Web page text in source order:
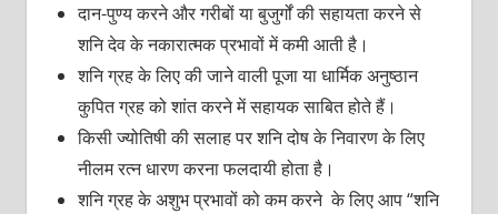
दान-पुण्य करने और गरीबों या बुजुर्गों की सहायता करने से
शनि देव के नकारात्मक प्रभावों में कमी आती है।
शनि ग्रह के लिए की जाने वाली पूजा या धार्मिक अनुष्ठान
कुपित ग्रह को शांत करने में सहायक साबित होते हैं।
किसी ज्योतिषी की सलाह पर शनि दोष के निवारण के लिए
नीलम रत्न धारण करना फलदायी होता है।
शनि ग्रह के अशुभ प्रभावों को कम करने के लिए आप “शनि